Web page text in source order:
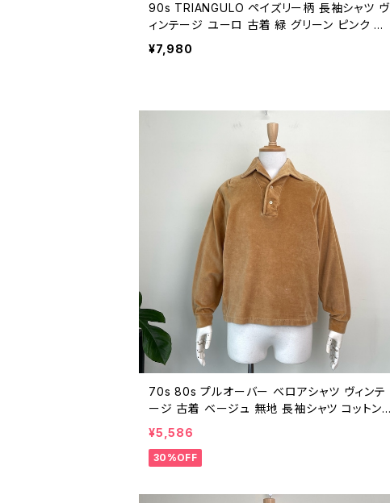
90s TRIANGULO ペイズリー柄 長袖シャツ ヴ
ィンテージ ユーロ 古着 緑 グリーン ピンク コ
ットン 90年代 ビンテージ 26042724
¥7,980
70s 80s プルオーバー ベロアシャツ ヴィンテ
ージ 古着 ベージュ 無地 長袖シャツ コットン
プルオーバーシャツ 70年代 80年代 ビンテー
ジ M 26031502
¥5,586
30%OFF